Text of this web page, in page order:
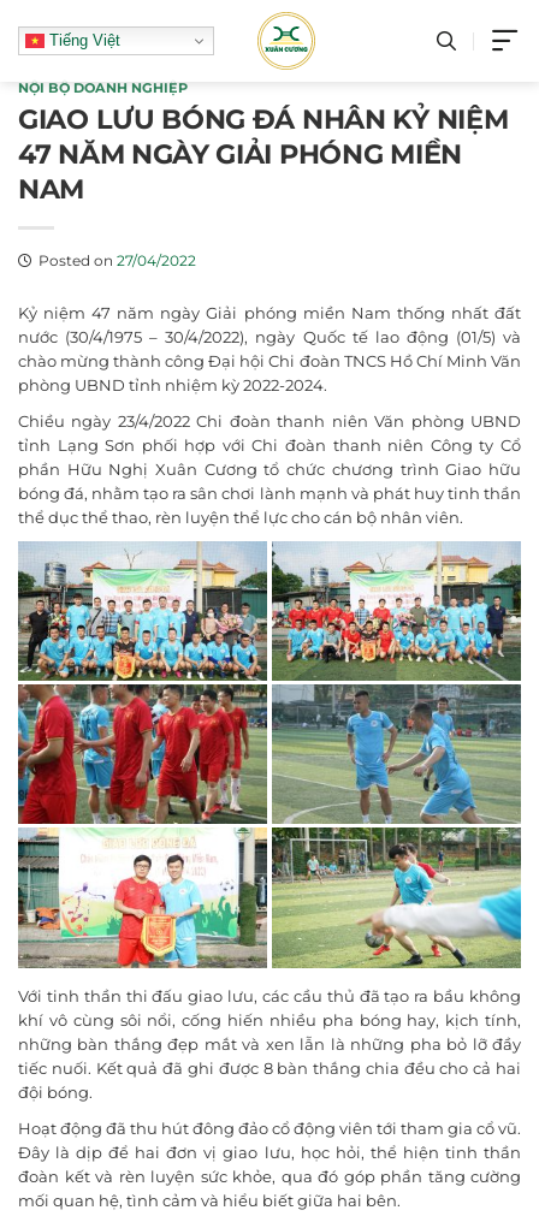
Tiếng Việt
NỘI BỘ DOANH NGHIỆP
GIAO LƯU BÓNG ĐÁ NHÂN KỶ NIỆM
47 NĂM NGÀY GIẢI PHÓNG MIỀN
NAM
Posted on 27/04/2022
Kỷ niệm 47 năm ngày Giải phóng miền Nam thống nhất đất
nước (30/4/1975 – 30/4/2022), ngày Quốc tế lao động (01/5) và
chào mừng thành công Đại hội Chi đoàn TNCS Hồ Chí Minh Văn
phòng UBND tỉnh nhiệm kỳ 2022-2024.
Chiều ngày 23/4/2022 Chi đoàn thanh niên Văn phòng UBND
tỉnh Lạng Sơn phối hợp với Chi đoàn thanh niên Công ty Cổ
phần Hữu Nghị Xuân Cương tổ chức chương trình Giao hữu
bóng đá, nhằm tạo ra sân chơi lành mạnh và phát huy tinh thần
thể dục thể thao, rèn luyện thể lực cho cán bộ nhân viên.
Với tinh thần thi đấu giao lưu, các cầu thủ đã tạo ra bầu không
khí vô cùng sôi nổi, cống hiến nhiều pha bóng hay, kịch tính,
những bàn thắng đẹp mắt và xen lẫn là những pha bỏ lỡ đầy
tiếc nuối. Kết quả đã ghi được 8 bàn thắng chia đều cho cả hai
đội bóng.
Hoạt động đã thu hút đông đảo cổ động viên tới tham gia cổ vũ.
Đây là dịp để hai đơn vị giao lưu, học hỏi, thể hiện tinh thần
đoàn kết và rèn luyện sức khỏe, qua đó góp phần tăng cường
mối quan hệ, tình cảm và hiểu biết giữa hai bên.